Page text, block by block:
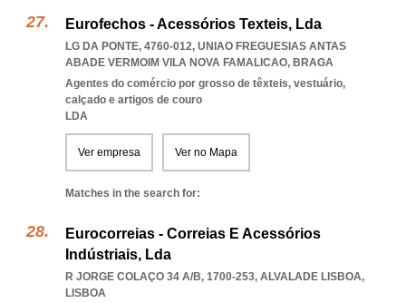
Eurofechos - Acessórios Texteis, Lda
LG DA PONTE, 4760-012, UNIAO FREGUESIAS ANTAS
ABADE VERMOIM VILA NOVA FAMALICAO, BRAGA
Agentes do comércio por grosso de têxteis, vestuário,
calçado e artigos de couro
LDA
Ver empresa Ver no Mapa
Matches in the search for:
Eurocorreias - Correias E Acessórios
Indústriais, Lda
R JORGE COLAÇO 34 A/B, 1700-253, ALVALADE LISBOA,
LISBOA